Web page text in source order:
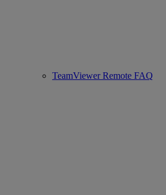
TeamViewer Remote FAQ